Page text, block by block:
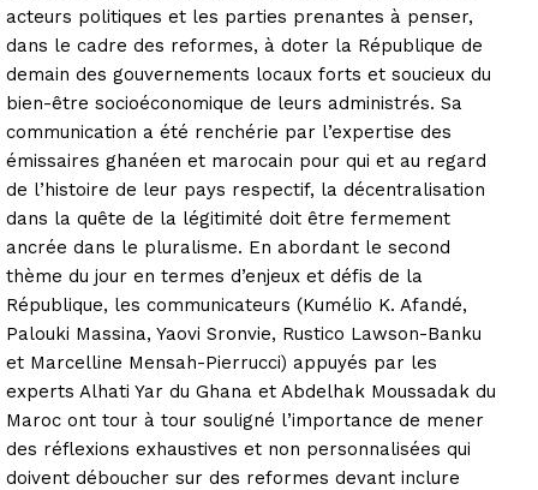
acteurs politiques et les parties prenantes à penser,
dans le cadre des reformes, à doter la République de
demain des gouvernements locaux forts et soucieux du
bien-être socioéconomique de leurs administrés. Sa
communication a été renchérie par l’expertise des
émissaires ghanéen et marocain pour qui et au regard
de l’histoire de leur pays respectif, la décentralisation
dans la quête de la légitimité doit être fermement
ancrée dans le pluralisme. En abordant le second
thème du jour en termes d’enjeux et défis de la
République, les communicateurs (Kumélio K. Afandé,
Palouki Massina, Yaovi Sronvie, Rustico Lawson-Banku
et Marcelline Mensah-Pierrucci) appuyés par les
experts Alhati Yar du Ghana et Abdelhak Moussadak du
Maroc ont tour à tour souligné l’importance de mener
des réflexions exhaustives et non personnalisées qui
doivent déboucher sur des reformes devant inclure